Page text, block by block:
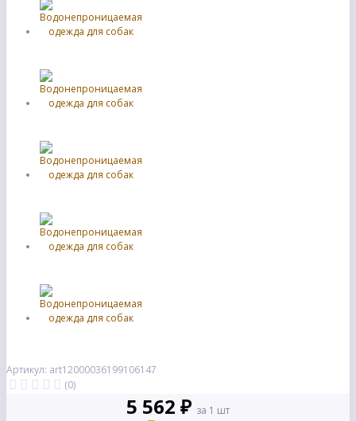
Артикул: art12000036199106147
(0)
5 562 ₽ за 1 шт